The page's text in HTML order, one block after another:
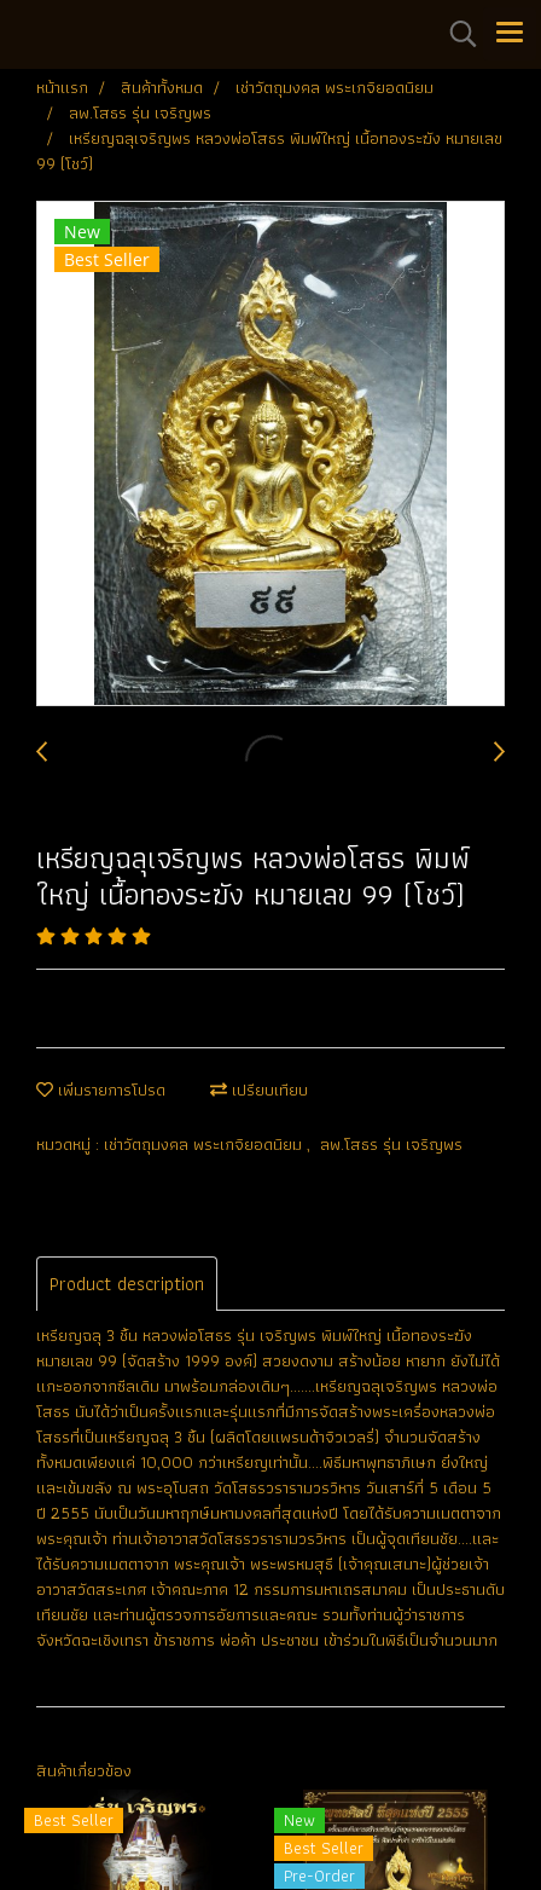
หน้าแรก สินค้าทั้งหมด
เช่าวัตถุมงคล พระเกจิยอดนิยม
ลพ.โสธร รุ่น เจริญพร
เหรียญฉลุเจริญพร หลวงพ่อโสธร พิมพ์ใหญ่ เนื้อทองระฆัง หมายเลข
99 (โชว์)
New
Best Seller
เหรียญฉลุเจริญพร หลวงพ่อโสธร พิมพ์
ใหญ่ เนื้อทองระฆัง หมายเลข 99 (โชว์)
เพิ่มรายการโปรด เปรียบเทียบ
หมวดหมู่ : เช่าวัตถุมงคล พระเกจิยอดนิยม , ลพ.โสธร รุ่น เจริญพร
Product description
เหรียญฉลุ 3 ชิ้น หลวงพ่อโสธร รุ่น เจริญพร พิมพ์ใหญ่ เนื้อทองระฆัง
หมายเลข 99 (จัดสร้าง 1999 องค์) สวยงดงาม สร้างน้อย หายาก ยังไม่ได้
แกะออกจากซีลเดิม มาพร้อมกล่องเดิมๆ.......เหรียญฉลุเจริญพร หลวงพ่อ
โสธร นับได้ว่าเป็นครั้งแรกและรุ่นแรกที่มีการจัดสร้างพระเครื่องหลวงพ่อ
โสธรที่เป็นเหรียญฉลุ 3 ชิ้น (ผลิตโดยแพรนด้าจิวเวลรี่) จำนวนจัดสร้าง
ทั้งหมดเพียงแค่ 10,000 กว่าเหรียญเท่านั้น....พิธีมหาพุทธาภิเษก ยิ่งใหญ่
และเข้มขลัง ณ พระอุโบสถ วัดโสธรวรารามวรวิหาร วันเสาร์ที่ 5 เดือน 5
ปี 2555 นับเป็นวันมหาฤกษ์มหามงคลที่สุดแห่งปี โดยได้รับความเมตตาจาก
พระคุณเจ้า ท่านเจ้าอาวาสวัดโสธรวรารามวรวิหาร เป็นผู้จุดเทียนชัย....และ
ได้รับความเมตตาจาก พระคุณเจ้า พระพรหมสุธี (เจ้าคุณเสนาะ)ผู้ช่วยเจ้า
อาวาสวัดสระเกศ เจ้าคณะภาค 12 กรรมการมหาเถรสมาคม เป็นประธานดับ
เทียนชัย และท่านผู้ตรวจการอัยการและคณะ รวมทั้งท่านผู้ว่าราชการ
จังหวัดฉะเชิงเทรา ข้าราชการ พ่อค้า ประชาชน เข้าร่วมในพิธีเป็นจำนวนมาก
สินค้าเกี่ยวข้อง
Best Seller
New
Best Seller
Pre-Order